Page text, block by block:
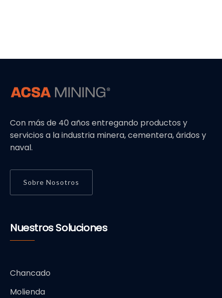
Con más de 40 años entregando productos y
servicios a la industria minera, cementera, áridos y
naval.
Sobre Nosotros
Nuestros Soluciones
Chancado
Molienda